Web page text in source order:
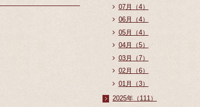
07月（4）
06月（4）
05月（4）
04月（5）
03月（7）
02月（6）
01月（3）
2025年（111）